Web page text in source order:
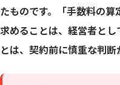
たものです。「手数料の
求めることは、経営者と
とは、契約前に慎重な判断